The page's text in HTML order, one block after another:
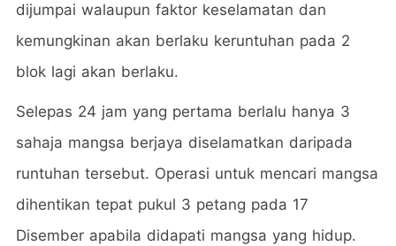
dijumpai walaupun faktor keselamatan dan
kemungkinan akan berlaku keruntuhan pada 2
blok lagi akan berlaku.
Selepas 24 jam yang pertama berlalu hanya 3
sahaja mangsa berjaya diselamatkan daripada
runtuhan tersebut. Operasi untuk mencari mangsa
dihentikan tepat pukul 3 petang pada 17
Disember apabila didapati mangsa yang hidup.